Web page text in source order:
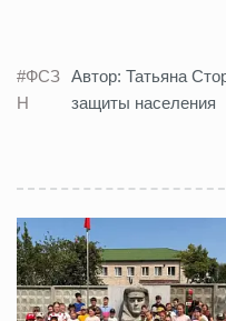
#ФСЗ
Н
Автор: Татьяна
защиты населения